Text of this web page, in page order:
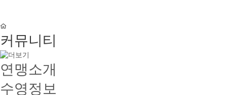
커뮤니티
연맹소개
수영정보